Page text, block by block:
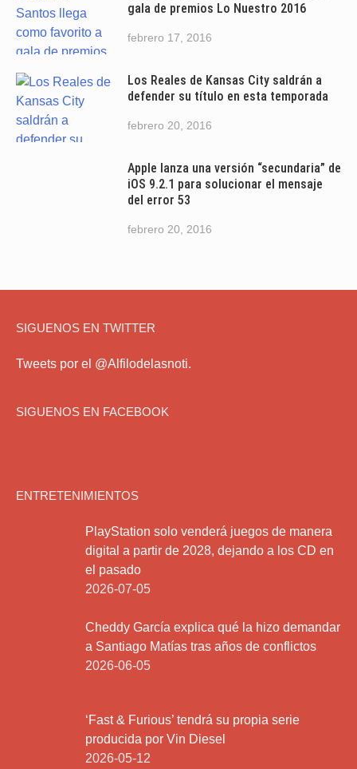
gala de premios Lo Nuestro 2016
febrero 17, 2016
Los Reales de Kansas City saldrán a
defender su título en esta temporada
febrero 20, 2016
Apple lanza una versión “secundaria” de
iOS 9.2.1 para solucionar el mensaje
del error 53
febrero 20, 2016
SIGUENOS EN TWITTER
Tweets por el @Alfilodelasnoti.
SIGUENOS EN FACEBOOK
ENTRETENIMIENTOS
PlayStation solo venderá juegos de manera
digital a partir de 2028, dejando a los CD en
el pasado
2026-07-05
Cheddy García explica qué la hizo demandar
a Santiago Matías tras años de conflictos
2026-06-05
‘Fast & Furious’ tendrá su propia serie
producida por Vin Diesel
2026-05-12